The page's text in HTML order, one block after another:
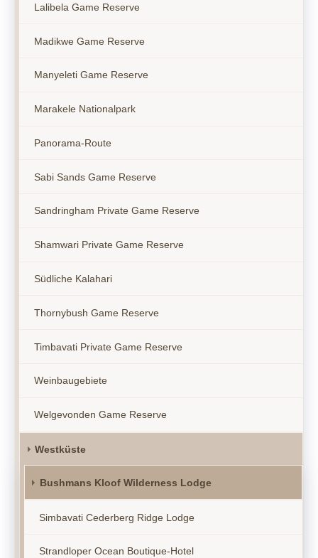
Lalibela Game Reserve
Madikwe Game Reserve
Manyeleti Game Reserve
Marakele Nationalpark
Panorama-Route
Sabi Sands Game Reserve
Sandringham Private Game Reserve
Shamwari Private Game Reserve
Südliche Kalahari
Thornybush Game Reserve
Timbavati Private Game Reserve
Weinbaugebiete
Welgevonden Game Reserve
Westküste
Bushmans Kloof Wilderness Lodge
Simbavati Cederberg Ridge Lodge
Strandloper Ocean Boutique-Hotel